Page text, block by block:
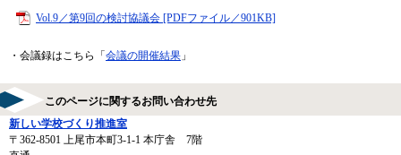
Vol.9／第9回の検討協議会 [PDFファイル／901KB]
・会議録はこちら「 会議の開催結果 」
このページに関するお問い合わせ先
新しい学校づくり推進室
〒362-8501 上尾市本町3-1-1 本庁舎 7階